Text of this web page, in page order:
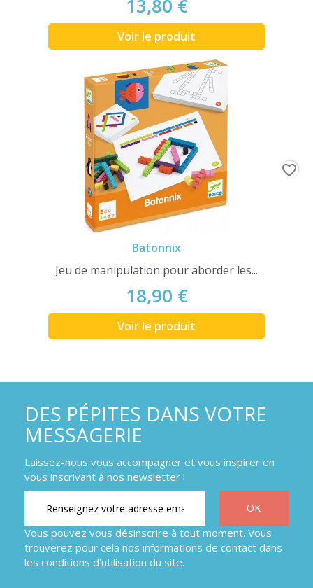
13,80 €
Voir le produit
Batonnix
Jeu de manipulation pour aborder les...
18,90 €
Voir le produit
favorite_border
DES PÉPITES DANS VOTRE
MESSAGERIE
Laissez-nous vous accompagner et vous inspirer en
vous inscrivant à nos newsletter !
Vous pouvez vous désinscrire à tout moment. Vous
trouverez pour cela nos informations de contact dans
les conditions d'utilisation du site.